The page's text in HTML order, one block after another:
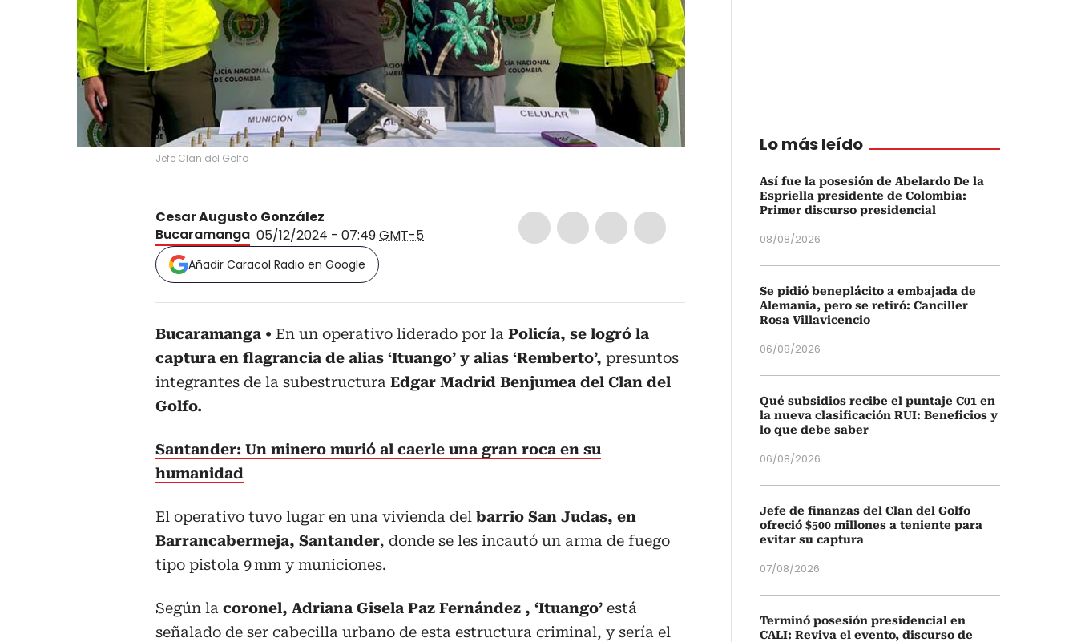
Jefe Clan del Golfo
Cesar Augusto González
Bucaramanga 05/12/2024 - 07:49GMT-5
Añadir Caracol Radio en Google
Bucaramanga En un operativo liderado por la Policía, se logró la
captura en flagrancia de alias ‘Ituango’ y alias ‘Remberto’, presuntos
integrantes de la subestructura Edgar Madrid Benjumea del Clan del
Golfo.
Santander: Un minero murió al caerle una gran roca en su
humanidad
El operativo tuvo lugar en una vivienda del barrio San Judas, en
Barrancabermeja, Santander, donde se les incautó un arma de fuego
tipo pistola 9 mm y municiones.
Según la coronel, Adriana Gisela Paz Fernández , ‘Ituango’ está
señalado de ser cabecilla urbano de esta estructura criminal, y sería el
Lo más leído
Así fue la posesión de Abelardo De la
Espriella presidente de Colombia:
Primer discurso presidencial
08/08/2026
Se pidió beneplácito a embajada de
Alemania, pero se retiró: Canciller
Rosa Villavicencio
06/08/2026
Qué subsidios recibe el puntaje C01 en
la nueva clasificación RUI: Beneficios y
lo que debe saber
06/08/2026
Jefe de finanzas del Clan del Golfo
ofreció $500 millones a teniente para
evitar su captura
07/08/2026
Terminó posesión presidencial en
CALI: Reviva el evento, discurso de